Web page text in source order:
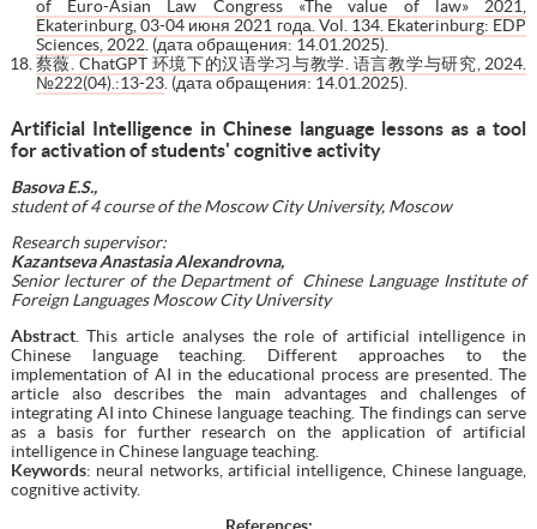
of Euro-Asian Law Congress «The value of law» 2021,
Ekaterinburg, 03-04 июня 2021 года. Vol. 134. Ekaterinburg: EDP
Sciences, 2022. (дата обращения: 14.01.2025).
蔡薇. ChatGPT 环境下的汉语学习与教学. 语言教学与研究, 2024.
№222(04).:13-23. (дата обращения: 14.01.2025).
Artificial Intelligence in Chinese language lessons as a tool
for activation of students' cognitive activity
Basova E.S.,
student of 4 course of the Moscow City University, Moscow
Research supervisor:
Kazantseva Anastasia Alexandrovna,
Senior lecturer of the Department of Chinese Language Institute of
Foreign Languages Moscow City University
Abstract. This article analyses the role of artificial intelligence in
Chinese language teaching. Different approaches to the
implementation of AI in the educational process are presented. The
article also describes the main advantages and challenges of
integrating AI into Chinese language teaching. The findings can serve
as a basis for further research on the application of artificial
intelligence in Chinese language teaching.
Keywords: neural networks, artificial intelligence, Chinese language,
cognitive activity.
References: